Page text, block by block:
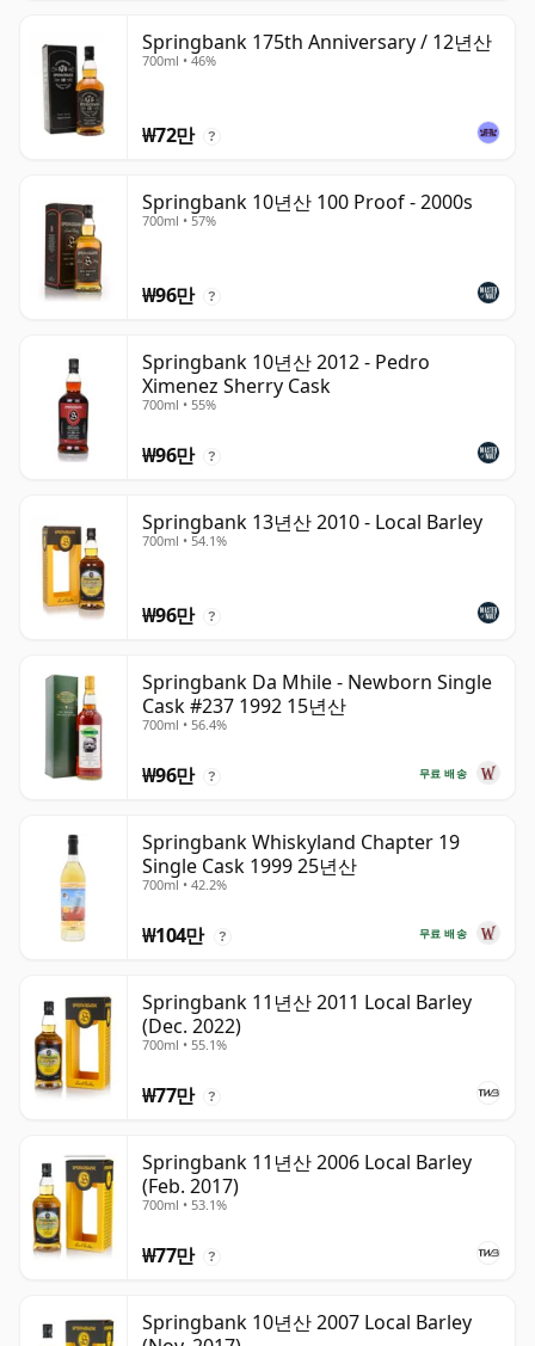
Springbank 175th Anniversary / 12년산
700ml • 46%
₩72만 ?
Springbank 10년산 100 Proof - 2000s
700ml • 57%
₩96만 ?
Springbank 10년산 2012 - Pedro
Ximenez Sherry Cask
700ml • 55%
₩96만 ?
Springbank 13년산 2010 - Local Barley
700ml • 54.1%
₩96만 ?
Springbank Da Mhile - Newborn Single
Cask #237 1992 15년산
700ml • 56.4%
무료 배송
₩96만 ?
Springbank Whiskyland Chapter 19
Single Cask 1999 25년산
700ml • 42.2%
무료 배송
₩104만 ?
Springbank 11년산 2011 Local Barley
(Dec. 2022)
700ml • 55.1%
₩77만 ?
Springbank 11년산 2006 Local Barley
(Feb. 2017)
700ml • 53.1%
₩77만 ?
Springbank 10년산 2007 Local Barley